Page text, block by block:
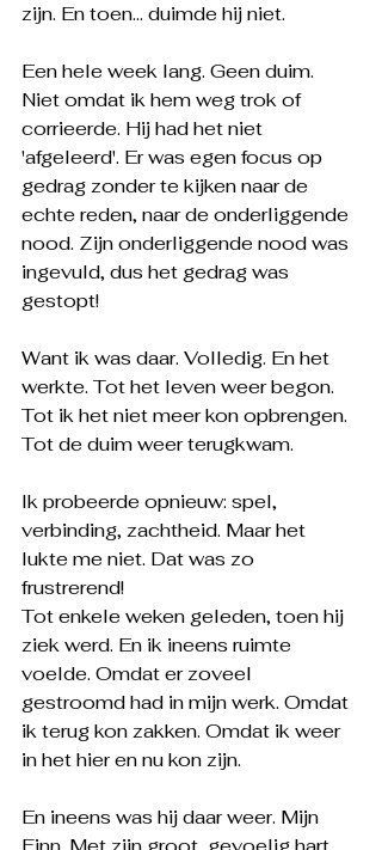
zijn. En toen… duimde hij niet.
Een hele week lang. Geen duim.
Niet omdat ik hem weg trok of
corrieerde. Hij had het niet
'afgeleerd'. Er was egen focus op
gedrag zonder te kijken naar de
echte reden, naar de onderliggende
nood. Zijn onderliggende nood was
ingevuld, dus het gedrag was
gestopt!
Want ik was daar. Volledig. En het
werkte. Tot het leven weer begon.
Tot ik het niet meer kon opbrengen.
Tot de duim weer terugkwam.
Ik probeerde opnieuw: spel,
verbinding, zachtheid. Maar het
lukte me niet. Dat was zo
frustrerend!
Tot enkele weken geleden, toen hij
ziek werd. En ik ineens ruimte
voelde. Omdat er zoveel
gestroomd had in mijn werk. Omdat
ik terug kon zakken. Omdat ik weer
in het hier en nu kon zijn.
En ineens was hij daar weer. Mijn